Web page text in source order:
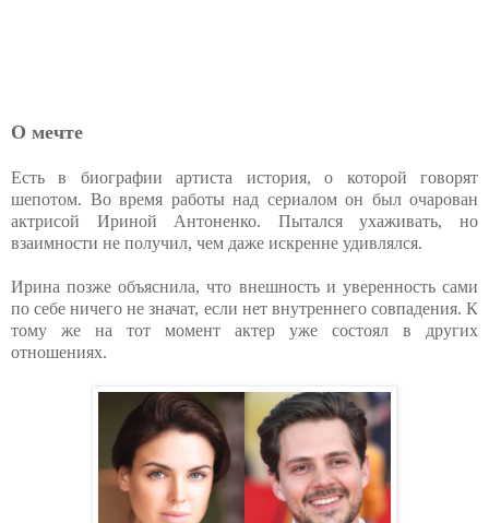
О мечте
Есть в биографии артиста история, о которой говорят
шепотом. Во время работы над сериалом он был очарован
актрисой Ириной Антоненко. Пытался ухаживать, но
взаимности не получил, чем даже искренне удивлялся.
Ирина позже объяснила, что внешность и уверенность сами
по себе ничего не значат, если нет внутреннего совпадения. К
тому же на тот момент актер уже состоял в других
отношениях.